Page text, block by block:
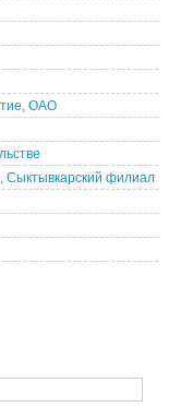
ОАО
Сыктывкарский филиал